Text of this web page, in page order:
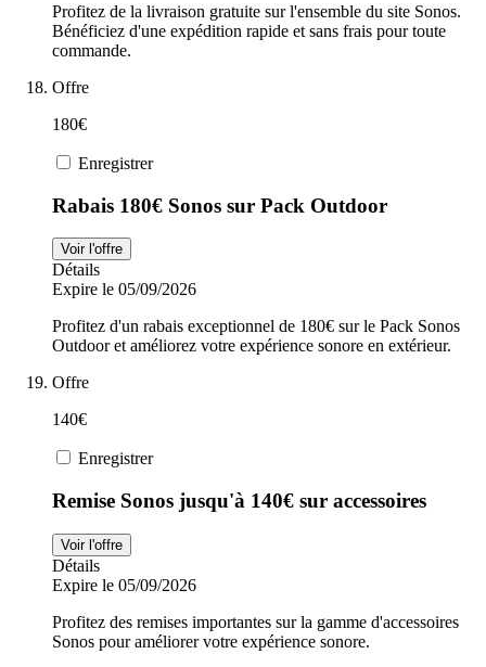
Profitez de la livraison gratuite sur l'ensemble du site Sonos.
Bénéficiez d'une expédition rapide et sans frais pour toute
commande.
Offre
180€
Enregistrer
Rabais 180€ Sonos sur Pack Outdoor
Voir l'offre
Détails
Expire le 05/09/2026
Profitez d'un rabais exceptionnel de 180€ sur le Pack Sonos
Outdoor et améliorez votre expérience sonore en extérieur.
Offre
140€
Enregistrer
Remise Sonos jusqu'à 140€ sur accessoires
Voir l'offre
Détails
Expire le 05/09/2026
Profitez des remises importantes sur la gamme d'accessoires
Sonos pour améliorer votre expérience sonore.